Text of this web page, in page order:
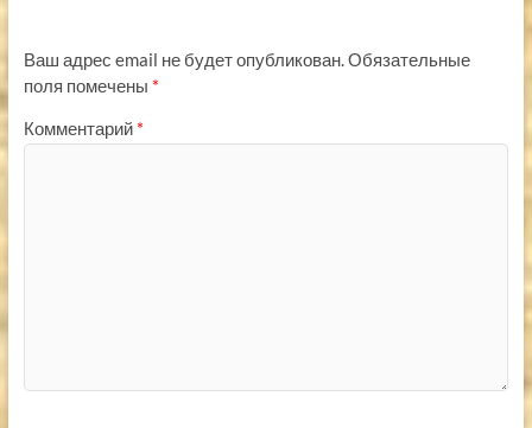
Ваш адрес email не будет опубликован.Обязательные
поля помечены *
Комментарий *